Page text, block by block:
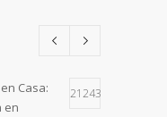
Casa:
en
21243